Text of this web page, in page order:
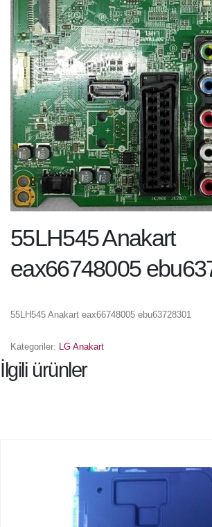
55LH545 Anakart
eax66748005
55LH545 Anakart eax66748005 ebu63728301
Kategoriler: LG Anakart
İlgili ürünler